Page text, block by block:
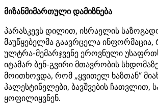
მიზანმიმართული დამიზნება
პარასკევს დილით, ისრაელის
მაუწყებელმა გაავრცელა
ულტრა-მემარჯვენე ეროვნული
იტამარ ბენ-გვირი მთავრობის
მოითხოვდა, რომ „ყვითელ ხაზთან“
პალესტინელები, ბავშვების ჩათვლით,
ყოფილიყვნენ.